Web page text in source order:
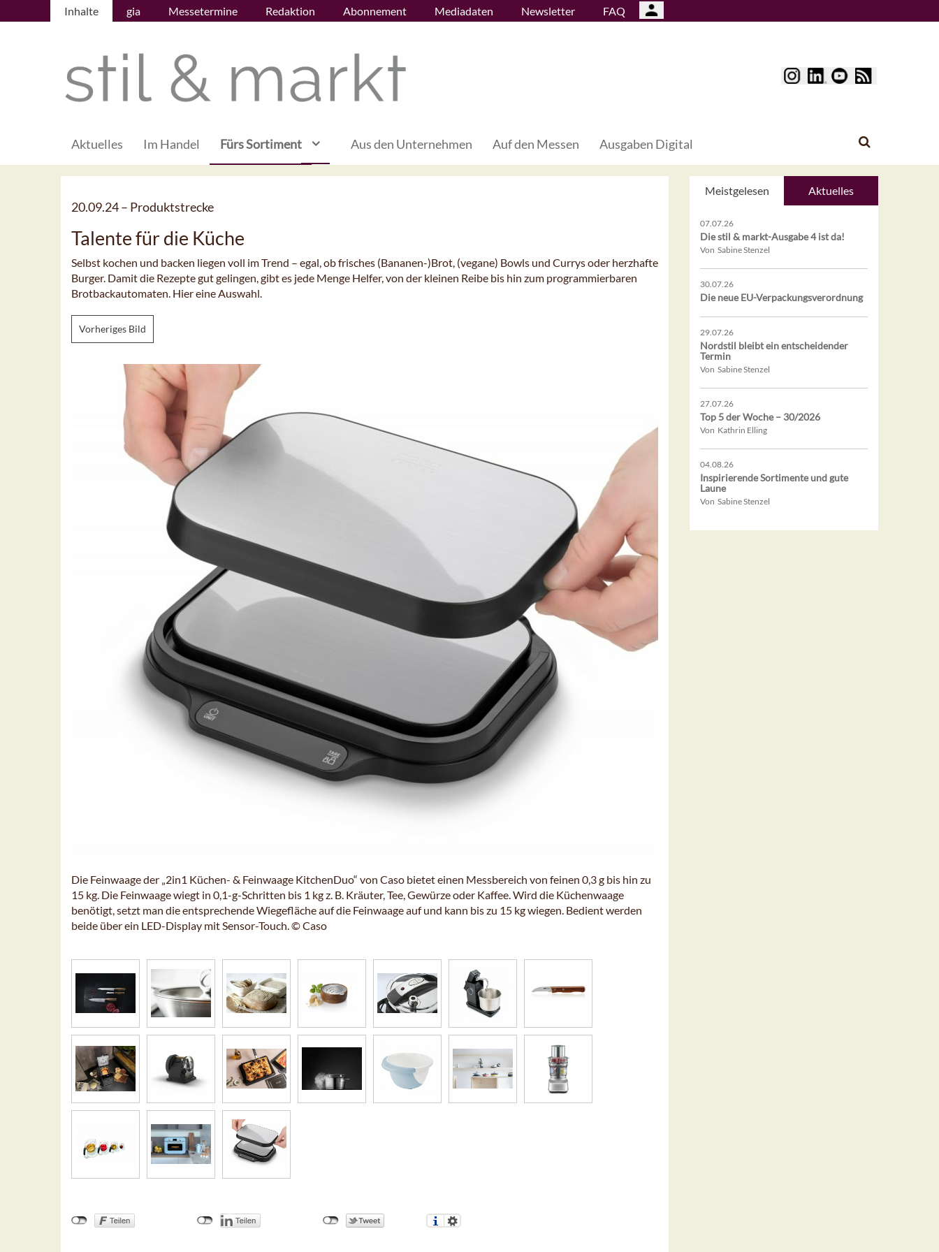
Inhalte gia Messetermine Redaktion Abonnement Mediadaten Newsletter FAQ
Aktuelles Im Handel Fürs Sortiment Aus den Unternehmen Auf den Messen Ausgaben Digital
20.09.24 – Produktstrecke
Talente für die Küche
Selbst kochen und backen liegen voll im Trend – egal, ob frisches (Bananen-)Brot, (vegane) Bowls und Currys oder herzhafte
Burger. Damit die Rezepte gut gelingen, gibt es jede Menge Helfer, von der kleinen Reibe bis hin zum programmierbaren
Brotbackautomaten. Hier eine Auswahl.
Vorheriges Bild
Die Feinwaage der „2in1 Küchen- & Feinwaage KitchenDuo“ von Caso bietet einen Messbereich von feinen 0,3 g bis hin zu
15 kg. Die Feinwaage wiegt in 0,1-g-Schritten bis 1 kg z. B. Kräuter, Tee, Gewürze oder Kaffee. Wird die Küchenwaage
benötigt, setzt man die entsprechende Wiegefläche auf die Feinwaage auf und kann bis zu 15 kg wiegen. Bedient werden
beide über ein LED-Display mit Sensor-Touch. © Caso
Meistgelesen Aktuelles
07.07.26
Die stil & markt-Ausgabe 4 ist da!
Von Sabine Stenzel
30.07.26
Die neue EU-Verpackungsverordnung
29.07.26
Nordstil bleibt ein entscheidender
Termin
Von Sabine Stenzel
27.07.26
Top 5 der Woche – 30/2026
Von Kathrin Elling
04.08.26
Inspirierende Sortimente und gute
Laune
Von Sabine Stenzel